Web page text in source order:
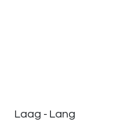
Laag - Lang